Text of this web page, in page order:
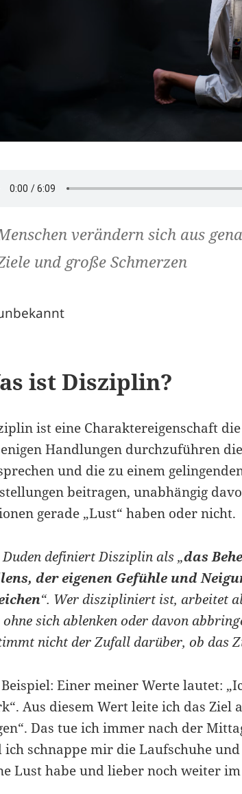
verändern sich aus
und große Schmerzen
ist Disziplin?
ist eine Charaktereigenschaft
Handlungen durchzuführen
und die zu einem
beitragen, unabhängig
gerade „Lust“ haben oder nicht.
definiert Disziplin als „das
der eigenen Gefühle und
“. Wer diszipliniert ist, arbeitet
sich ablenken oder davon
nicht der Zufall darüber, ob das
Einer meiner Werte lautet:
Aus diesem Wert leite ich das Ziel
Das tue ich immer nach der
ich schnappe mir die Laufschuhe
Lust habe und lieber noch weiter